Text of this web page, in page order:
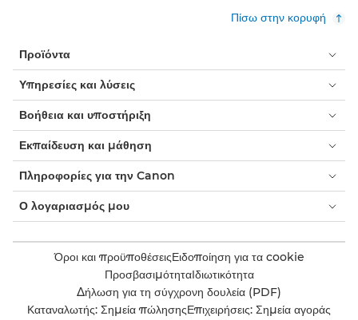
Πίσω στην κορυφή
Προϊόντα
Υπηρεσίες και λύσεις
Βοήθεια και υποστήριξη
Εκπαίδευση και μάθηση
Πληροφορίες για την Canon
Ο λογαριασμός μου
Όροι και προϋποθέσειςΕιδοποίηση για τα cookie
ΠροσβασιμότηταΙδιωτικότητα
Δήλωση για τη σύγχρονη δουλεία (PDF)
Καταναλωτής: Σημεία πώλησηςΕπιχειρήσεις: Σημεία αγοράς